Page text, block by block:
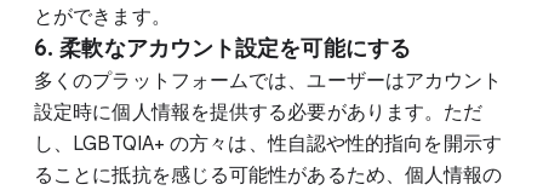
とができます。
6. 柔軟なアカウント設定を可能にする
多くのプラットフォームでは、ユーザーはアカウント
設定時に個人情報を提供する必要があります。ただ
し、LGBTQIA+ の方々は、性自認や性的指向を開示す
ることに抵抗を感じる可能性があるため、個人情報の